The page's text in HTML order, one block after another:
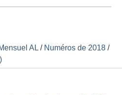
AL / Numéros de 2018 /